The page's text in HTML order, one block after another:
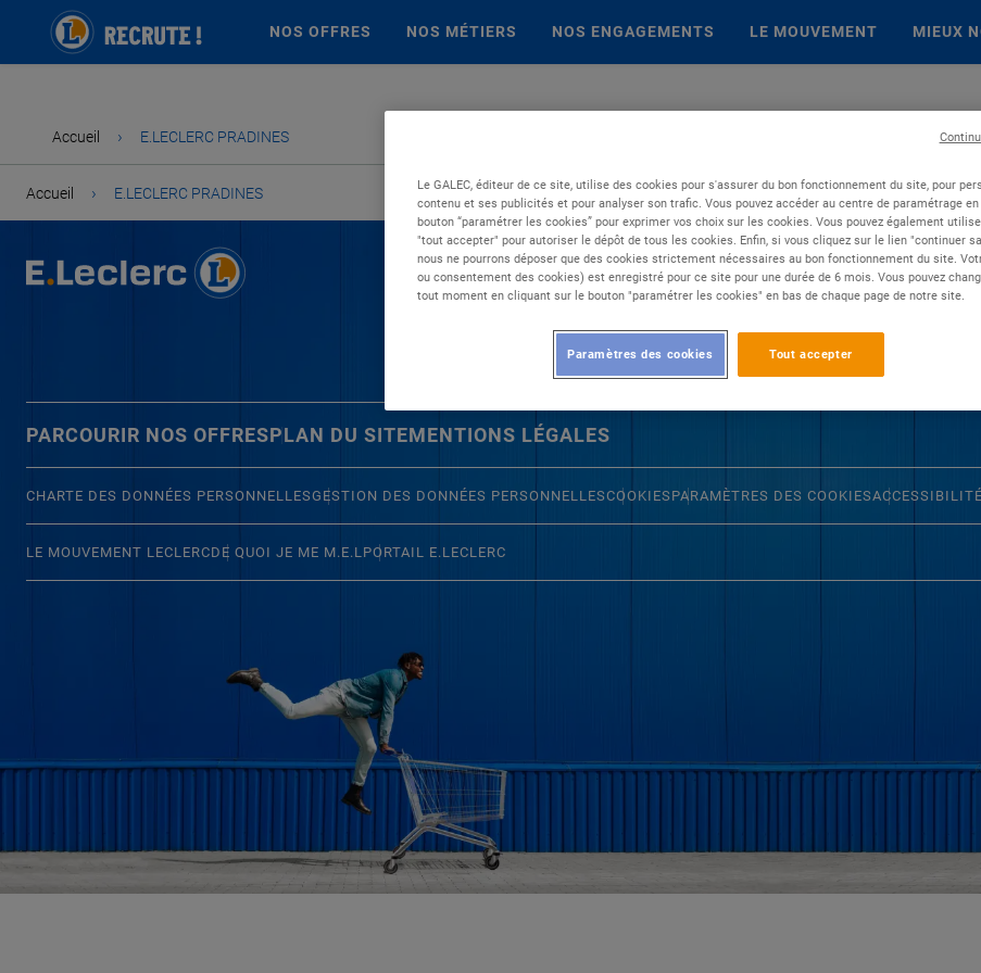
NOS OFFRES NOS MÉTIERS NOS ENGAGEMENTS LE MOUVEMENT MIEUX
Accueil › E.LECLERC PRADINES
Accueil › E.LECLERC PRADINES
PARCOURIR NOS OFFRESPLAN DU SITEMENTIONS LÉGALES
CHARTE DES DONNÉES PERSONNELLESGESTION DES DONNÉES PERSONNELLESCOOKIES PARAMÈTRES DES COOKIES
LE MOUVEMENT LECLERCDE QUOI JE ME M.E.LPORTAIL E.LECLERC
Le GALEC, éditeur de ce site, utilise des cookies pour s'assurer du bon fonctionnement du site, pour
contenu et ses publicités et pour analyser son trafic. Vous pouvez accéder au centre de paramétrage
bouton “paramétrer les cookies” pour exprimer vos choix sur les cookies. Vous pouvez également
"tout accepter" pour autoriser le dépôt de tous les cookies. Enfin, si vous cliquez sur le lien "continuer
nous ne pourrons déposer que des cookies strictement nécessaires au bon fonctionnement du site.
ou consentement des cookies) est enregistré pour ce site pour une durée de 6 mois. Vous pouvez
tout moment en cliquant sur le bouton "paramétrer les cookies" en bas de chaque page de notre site.
Tout accepter
Paramètres des cookies